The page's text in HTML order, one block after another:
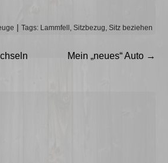
Tags: Lammfell,Sitzbezug,Sitz beziehen
Mein „neues“ Auto →